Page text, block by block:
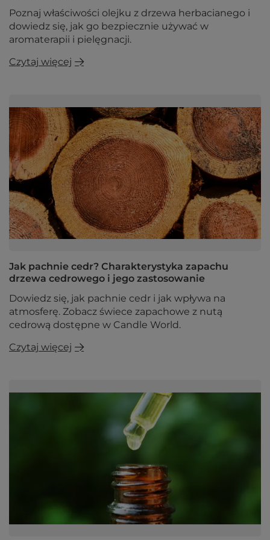
Poznaj właściwości olejku z drzewa herbacianego i
dowiedz się, jak go bezpiecznie używać w
aromaterapii i pielęgnacji.
Czytaj więcej
Jak pachnie cedr? Charakterystyka zapachu
drzewa cedrowego i jego zastosowanie
Dowiedz się, jak pachnie cedr i jak wpływa na
atmosferę. Zobacz świece zapachowe z nutą
cedrową dostępne w Candle World.
Czytaj więcej